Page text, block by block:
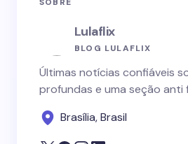
Lulaflix
BLOG LULAFLIX
Últimas notícias confiáveis
profundas e uma seção
Brasília, Brasil